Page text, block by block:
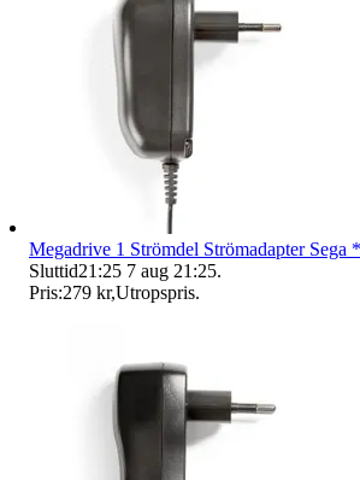
Megadrive 1 Strömdel Strömadapter
Sluttid21:25 7 aug 21:25.
Pris:279 kr,Utropspris.